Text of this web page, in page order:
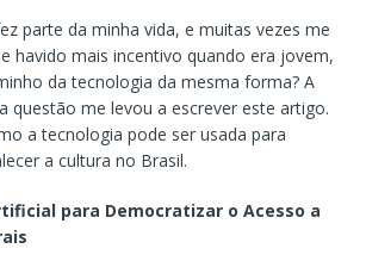
parte da minha vida, e muitas vezes me
havido mais incentivo quando era jovem,
da tecnologia da mesma forma? A
questão me levou a escrever este artigo.
a tecnologia pode ser usada para
a cultura no Brasil.
para Democratizar o Acesso a